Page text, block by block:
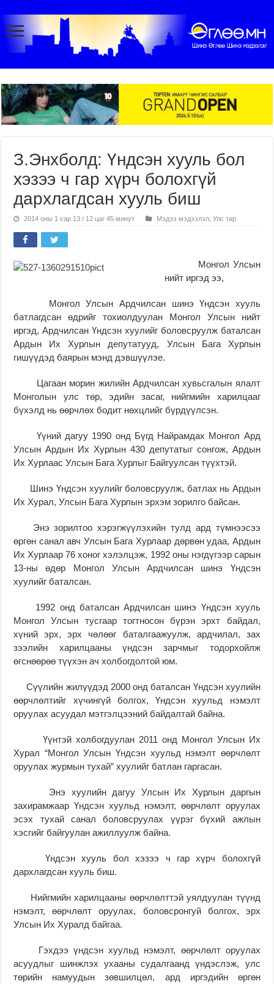
З.Энхболд: Үндсэн хууль бол
хэзээ ч гар хүрч болохгүй
дархлагдсан хууль биш
2014 оны 1 сар 13 / 12 цаг 45 минут Мэдээ мэдээлэл ,Улс төр
Монгол Улсын
нийт иргэд ээ,
Монгол Улсын Ардчилсан шинэ Үндсэн хууль
батлагдсан өдрийг тохиолдуулан Монгол Улсын нийт
иргэд, Ардчилсан Үндсэн хуулийг боловсруулж баталсан
Ардын Их Хурлын депутатууд, Улсын Бага Хурлын
гишүүдэд баярын мэнд дэвшүүлэе.
Цагаан морин жилийн Ардчилсан хувьсгалын ялалт
Монголын улс төр, эдийн засаг, нийгмийн харилцааг
бүхэлд нь өөрчлөх бодит нөхцлийг бүрдүүлсэн.
Үүний дагуу 1990 онд Бүгд Найрамдах Монгол Ард
Улсын Ардын Их Хурлын 430 депутатыг сонгож, Ардын
Их Хурлаас Улсын Бага Хурлыг Байгуулсан түүхтэй.
Шинэ Үндсэн хуулийг боловсруулж, батлах нь Ардын
Их Хурал, Улсын Бага Хурлын эрхэм зорилго байсан.
Энэ зорилтоо хэрэгжүүлэхийн тулд ард түмнээсээ
өргөн санал авч Улсын Бага Хурлаар дөрвөн удаа, Ардын
Их Хурлаар 76 хоног хэлэлцэж, 1992 оны нэгдүгээр сарын
13-ны өдөр Монгол Улсын Ардчилсан шинэ Үндсэн
хуулийг баталсан.
1992 онд баталсан Ардчилсан шинэ Үндсэн хууль
Монгол Улсын тусгаар тогтносон бүрэн эрхт байдал,
хүний эрх, эрх чөлөөг баталгаажуулж, ардчилал, зах
зээлийн харилцааны үндсэн зарчмыг тодорхойлж
өгснөөрөө түүхэн ач холбогдолтой юм.
Сүүлийн жилүүдэд 2000 онд баталсан Үндсэн хуулийн
өөрчлөлтийг хүчингүй болгох, Үндсэн хуульд нэмэлт
оруулах асуудал мэтгэлцээний байдалтай байна.
Үүнтэй холбогдуулан 2011 онд Монгол Улсын Их
Хурал “Монгол Улсын Үндсэн хуульд нэмэлт өөрчлөлт
оруулах журмын тухай” хуулийг батлан гаргасан.
Энэ хуулийн дагуу Улсын Их Хурлын даргын
захирамжаар Үндсэн хуульд нэмэлт, өөрчлөлт оруулах
эсэх тухай санал боловсруулах үүрэг бүхий ажлын
хэсгийг байгуулан ажиллуулж байна.
Үндсэн хууль бол хэзээ ч гар хүрч болохгүй
дархлагдсан хууль биш.
Нийгмийн харилцааны өөрчлөлттэй уялдуулан түүнд
нэмэлт, өөрчлөлт оруулах, боловсронгуй болгох, эрх
Улсын Их Хуралд байгаа.
Гэхдээ үндсэн хуульд нэмэлт, өөрчлөлт оруулах
асуудлыг шинжлэх ухааны судалгаанд үндэслэж, улс
төрийн намуудын зөвшилцөл, ард иргэдийн өргөн